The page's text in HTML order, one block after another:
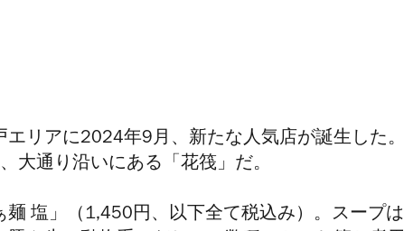
リアに2024年9月、新たな人気店が誕生した。
大通り沿いにある「花筏」だ。
麺 塩」（1,450円、以下全て税込み）。スープは